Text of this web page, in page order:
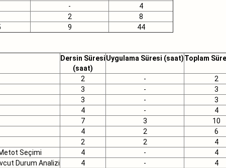
-
4
2
8
9
44
Dersin Süresi
(saat)
Uygulama Süresi (saat)Toplam
2 -
2
3 -
3
3 -
3
4 -
4
7 3
10
4 2
6
2 2
4
Seçimi
4 -
4
Durum Analizi
4 -
4